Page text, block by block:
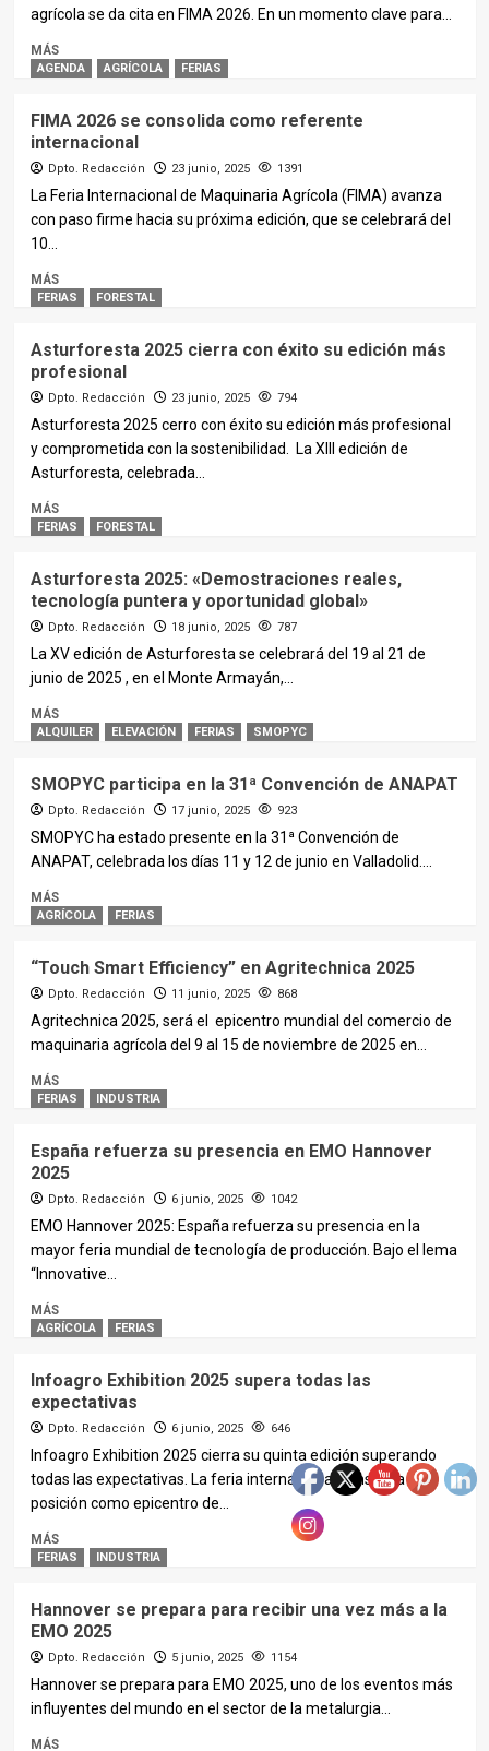
agrícola se da cita en FIMA 2026. En un momento clave para...
MÁS
AGENDA AGRÍCOLA FERIAS
FIMA 2026 se consolida como referente
internacional
Dpto. Redacción 23 junio, 2025 1391
La Feria Internacional de Maquinaria Agrícola (FIMA) avanza
con paso firme hacia su próxima edición, que se celebrará del
10...
MÁS
FERIAS FORESTAL
Asturforesta 2025 cierra con éxito su edición más
profesional
Dpto. Redacción 23 junio, 2025 794
Asturforesta 2025 cerro con éxito su edición más profesional
y comprometida con la sostenibilidad. La XIII edición de
Asturforesta, celebrada...
MÁS
FERIAS FORESTAL
Asturforesta 2025: «Demostraciones reales,
tecnología puntera y oportunidad global»
Dpto. Redacción 18 junio, 2025 787
La XV edición de Asturforesta se celebrará del 19 al 21 de
junio de 2025 , en el Monte Armayán,...
MÁS
ALQUILER ELEVACIÓN FERIAS SMOPYC
SMOPYC participa en la 31ª Convención de ANAPAT
Dpto. Redacción 17 junio, 2025 923
SMOPYC ha estado presente en la 31ª Convención de
ANAPAT, celebrada los días 11 y 12 de junio en Valladolid....
MÁS
AGRÍCOLA FERIAS
“Touch Smart Efficiency” en Agritechnica 2025
Dpto. Redacción 11 junio, 2025 868
Agritechnica 2025, será el epicentro mundial del comercio de
maquinaria agrícola del 9 al 15 de noviembre de 2025 en...
MÁS
FERIAS INDUSTRIA
España refuerza su presencia en EMO Hannover
2025
Dpto. Redacción 6 junio, 2025 1042
EMO Hannover 2025: España refuerza su presencia en la
mayor feria mundial de tecnología de producción. Bajo el lema
“Innovative...
MÁS
AGRÍCOLA FERIAS
Infoagro Exhibition 2025 supera todas las
expectativas
Dpto. Redacción 6 junio, 2025 646
Infoagro Exhibition 2025 cierra su quinta edición superando
todas las expectativas. La feria internacional consolida su
posición como epicentro de...
MÁS
FERIAS INDUSTRIA
Hannover se prepara para recibir una vez más a la
EMO 2025
Dpto. Redacción 5 junio, 2025 1154
Hannover se prepara para EMO 2025, uno de los eventos más
influyentes del mundo en el sector de la metalurgia...
MÁS